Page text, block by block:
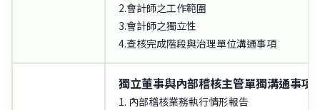
2.會計師之工作範圍
3.會計師之獨立性
4.查核完成階段與治理單位溝通事項
獨立董事與內部稽核主管單獨溝通事項
1. 內部稽核業務執行情形報告